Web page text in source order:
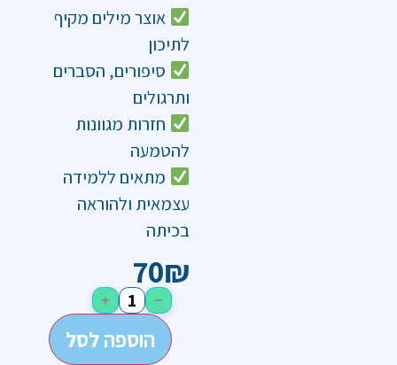
אוצר מילים מקיף
לתיכון
סיפורים, הסברים
ותרגולים
חזרות מגוונות
להטמעה
מתאים ללמידה
עצמאית ולהוראה
בכיתה
70₪
−
+
הוספה לסל